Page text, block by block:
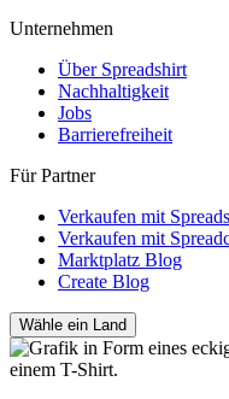
Unternehmen
Über Spreadshirt
Nachhaltigkeit
Jobs
Barrierefreiheit
Für Partner
Verkaufen mit
Verkaufen mit
Marktplatz Blog
Create Blog
Wähle ein Land